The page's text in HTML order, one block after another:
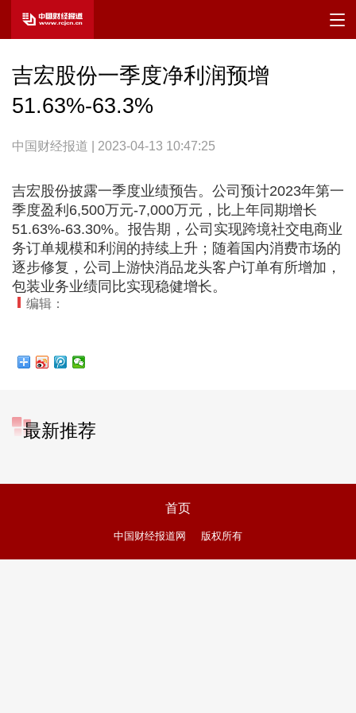
吉宏股份一季度净利润预增
51.63%-63.3%
中国财经报道 | 2023-04-13 10:47:25
吉宏股份披露一季度业绩预告。公司预计2023年第一
季度盈利6,500万元-7,000万元，比上年同期增长
51.63%-63.30%。报告期，公司实现跨境社交电商业
务订单规模和利润的持续上升；随着国内消费市场的
逐步修复，公司上游快消品龙头客户订单有所增加，
包装业务业绩同比实现稳健增长。
编辑：
最新推荐
首页
中国财经报道网 版权所有